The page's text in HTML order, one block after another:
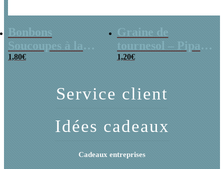
Bonbons
Soucoupes à la
poudre (x20)
1,80€
Graine de
tournesol – Pipas
x 3
1,20€
Service client
Idées cadeaux
Cadeaux entreprises